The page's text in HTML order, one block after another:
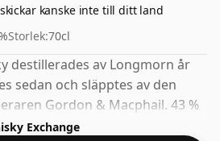
kanske inte till ditt land
Storlek:70cl
destillerades av Longmorn år
sedan och släpptes av den
Gordon & Macphail. 43 %
bra ABV för att uppleva
Exchange